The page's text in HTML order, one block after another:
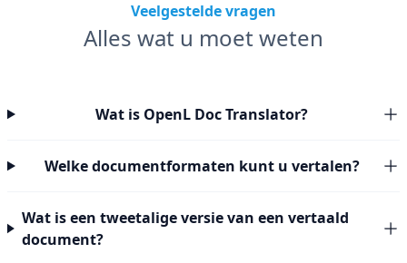
Veelgestelde vragen
Alles wat u moet weten
Wat is OpenL Doc Translator?
Welke documentformaten kunt u vertalen?
Wat is een tweetalige versie van een vertaald
document?